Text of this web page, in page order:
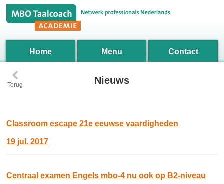
Home Menu Contact
‹
Terug Nieuws
Classroom escape 21e eeuwse vaardigheden
19 jul. 2017
Centraal examen Engels mbo-4 nu ook op B2-niveau